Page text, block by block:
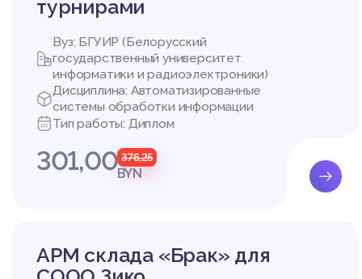
2.1 Выбор метода
Метод — это
ды важны по
программных систем.
ь степень
Обычно методы
• Метод
• Объектно-
Для структурного
ктурный метод не
неэффективен в
турнирами
Вуз: БГУИР (Белорусский
государственный университет
информатики и радиоэлектроники)
Дисциплина: Автоматизированные
системы обработки информации
Тип работы: Диплом
301,00 376,25
BYN
АРМ склада «Брак» для